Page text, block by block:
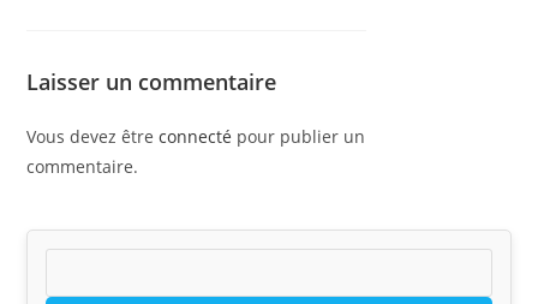
Laisser un commentaire
Vous devez êtreconnecté pour publier un
commentaire.